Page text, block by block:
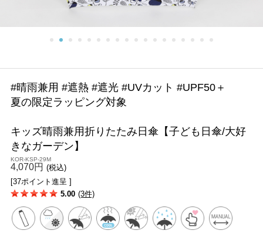
#晴雨兼用 #遮熱 #遮光 #UVカット #UPF50＋
夏の限定ラッピング対象
キッズ晴雨兼用折りたたみ日傘【子ども日傘/大好
きなガーデン】
KOR-KSP-29M
4,070円 (税込)
[37ポイント進呈 ]
5.00 (3件)